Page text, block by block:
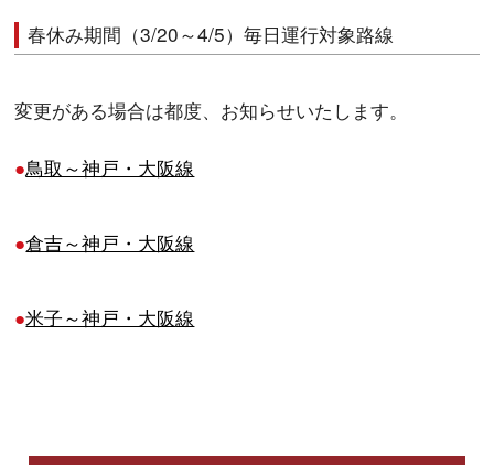
春休み期間（3/20～4/5）毎日運行対象路線
変更がある場合は都度、お知らせいたします。
鳥取～神戸・大阪線
倉吉～神戸・大阪線
米子～神戸・大阪線